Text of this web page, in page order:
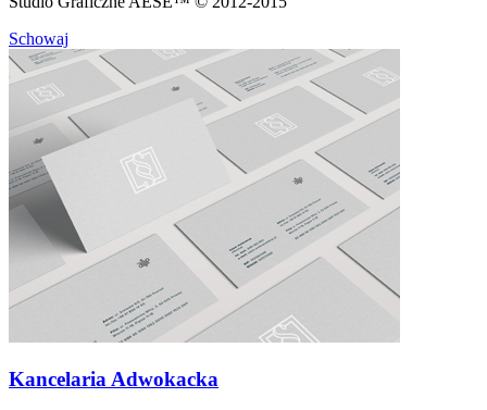
Schowaj
Kancelaria Adwokacka